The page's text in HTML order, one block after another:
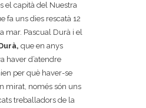
el capità del Nuestra
fa uns dies rescatà 12
mar. Pascual Durà i el
que en anys
haver d’atendre
per què haver-se
mirat, només són uns
treballadors de la